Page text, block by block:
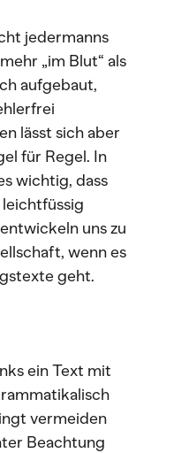
jedermanns
„im Blut“ als
aufgebaut,
lässt sich aber
für Regel. In
wichtig, dass
uns zu
wenn es
geht.
ein Text mit
vermeiden
Beachtung